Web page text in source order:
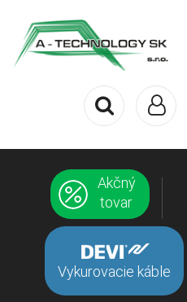
Akčný
tovar
Vykurovacie káble